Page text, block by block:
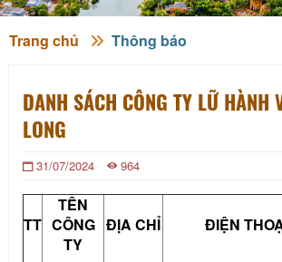
Trang chủ Thông báo
DANH SÁCH CÔNG TY LỮ HÀNH
LONG
31/07/2024 964
TT
TÊN
CÔNG
TY
ĐỊA CHỈ ĐIỆN